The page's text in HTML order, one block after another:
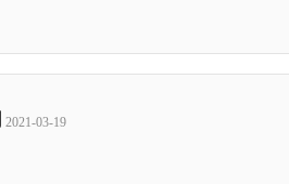
2021-03-19